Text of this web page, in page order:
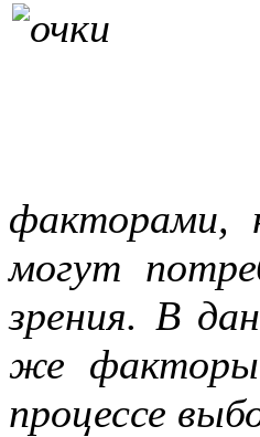
факторами,
могут
зрения. В
же факторы
процессе